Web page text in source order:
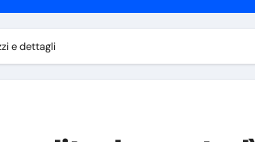
out, i dettagli
e dettagli